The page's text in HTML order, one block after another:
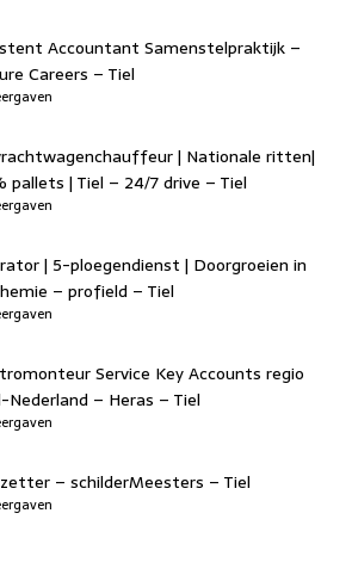
Accountant Samenstelpraktijk –
Careers – Tiel
| Nationale ritten|
pallets | Tiel – 24/7 drive – Tiel
| 5-ploegendienst | Doorgroeien in
– profield – Tiel
Service Key Accounts regio
Nederland – Heras – Tiel
– schilderMeesters – Tiel